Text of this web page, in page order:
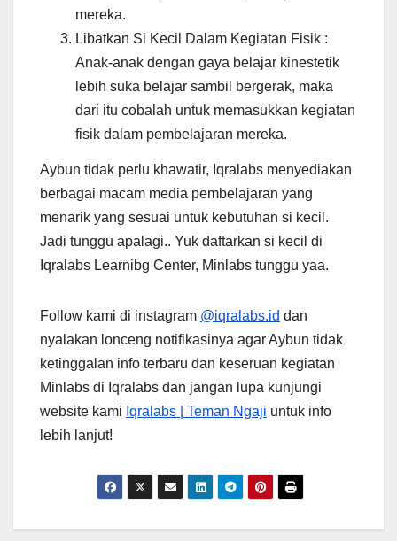
mereka.
Libatkan Si Kecil Dalam Kegiatan Fisik :
Anak-anak dengan gaya belajar kinestetik
lebih suka belajar sambil bergerak, maka
dari itu cobalah untuk memasukkan kegiatan
fisik dalam pembelajaran mereka.
Aybun tidak perlu khawatir, Iqralabs menyediakan
berbagai macam media pembelajaran yang
menarik yang sesuai untuk kebutuhan si kecil.
Jadi tunggu apalagi.. Yuk daftarkan si kecil di
Iqralabs Learnibg Center, Minlabs tunggu yaa.
Follow kami di instagram @‌iqralabs.id dan
nyalakan lonceng notifikasinya agar Aybun tidak
ketinggalan info terbaru dan keseruan kegiatan
Minlabs di Iqralabs dan jangan lupa kunjungi
website kami Iqralabs | Teman Ngaji untuk info
lebih lanjut!